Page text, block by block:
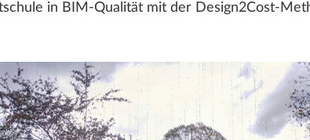
in BIM-Qualität mit der Design2Cost-